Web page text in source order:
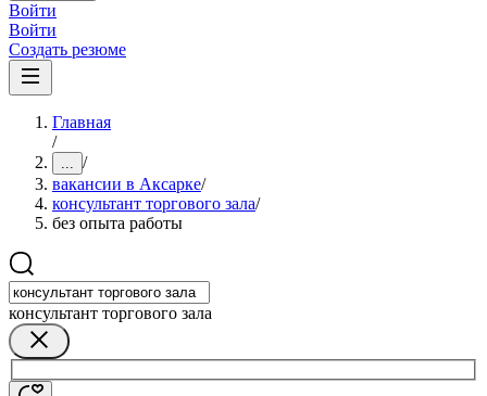
Войти
Войти
Создать резюме
Главная
/
... /
вакансии в Аксарке/
консультант торгового зала/
без опыта работы
консультант торгового зала